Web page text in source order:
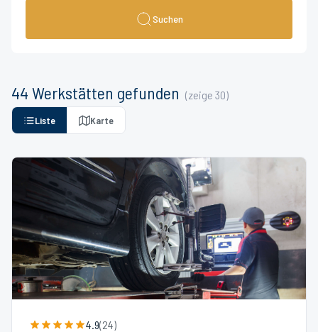
Suchen
44 Werkstätten gefunden (zeige 30)
Liste Karte
4.9(24)